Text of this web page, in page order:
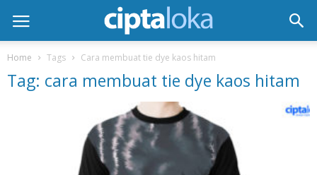
Home Tags Cara membuat tie dye kaos hitam
Tag: cara membuat tie dye kaos hitam